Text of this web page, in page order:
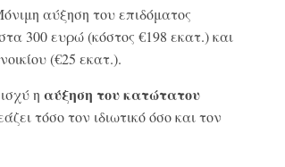
αύξηση του επιδόματος
300 ευρώ (κόστος €198 εκατ.) και
(€25 εκατ.).
η αύξηση του κατώτατου
τόσο τον ιδιωτικό όσο και τον